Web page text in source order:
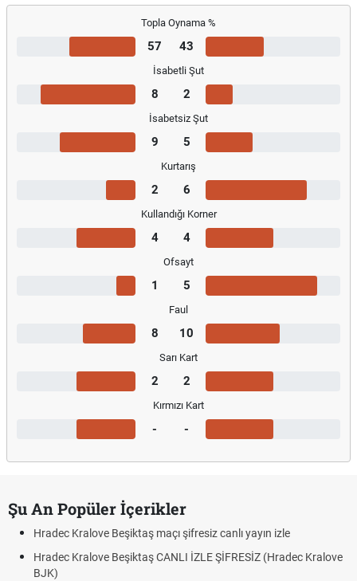
Topla Oynama %
57 43
İsabetli Şut
8 2
İsabetsiz Şut
9 5
Kurtarış
2 6
Kullandığı Korner
4 4
Ofsayt
1 5
Faul
8 10
Sarı Kart
2 2
Kırmızı Kart
- -
Şu An Popüler İçerikler
Hradec Kralove Beşiktaş maçı şifresiz canlı yayın izle
Hradec Kralove Beşiktaş CANLI İZLE ŞİFRESİZ (Hradec Kralove
BJK)